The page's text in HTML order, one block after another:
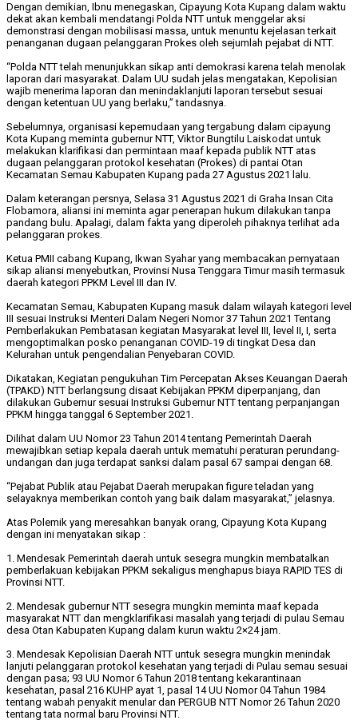
Dengan demikian, Ibnu menegaskan, Cipayung Kota Kupang dalam waktu
dekat akan kembali mendatangi Polda NTT untuk menggelar aksi
demonstrasi dengan mobilisasi massa, untuk menuntu kejelasan terkait
penanganan dugaan pelanggaran Prokes oleh sejumlah pejabat di NTT.
“Polda NTT telah menunjukkan sikap anti demokrasi karena telah menolak
laporan dari masyarakat. Dalam UU sudah jelas mengatakan, Kepolisian
wajib menerima laporan dan menindaklanjuti laporan tersebut sesuai
dengan ketentuan UU yang berlaku,” tandasnya.
Sebelumnya, organisasi kepemudaan yang tergabung dalam cipayung
Kota Kupang meminta gubernur NTT, Viktor Bungtilu Laiskodat untuk
melakukan klarifikasi dan permintaan maaf kepada publik NTT atas
dugaan pelanggaran protokol kesehatan (Prokes) di pantai Otan
Kecamatan Semau Kabupaten Kupang pada 27 Agustus 2021 lalu.
Dalam keterangan persnya, Selasa 31 Agustus 2021 di Graha Insan Cita
Flobamora, aliansi ini meminta agar penerapan hukum dilakukan tanpa
pandang bulu. Apalagi, dalam fakta yang diperoleh pihaknya terlihat ada
pelanggaran prokes.
Ketua PMII cabang Kupang, Ikwan Syahar yang membacakan pernyataan
sikap aliansi menyebutkan, Provinsi Nusa Tenggara Timur masih termasuk
daerah kategori PPKM Level III dan IV.
Kecamatan Semau, Kabupaten Kupang masuk dalam wilayah kategori level
III sesuai Instruksi Menteri Dalam Negeri Nomor 37 Tahun 2021 Tentang
Pemberlakukan Pembatasan kegiatan Masyarakat level III, level II, I, serta
mengoptimalkan posko penanganan COVID-19 di tingkat Desa dan
Kelurahan untuk pengendalian Penyebaran COVID.
Dikatakan, Kegiatan pengukuhan Tim Percepatan Akses Keuangan Daerah
(TPAKD) NTT berlangsung disaat Kebijakan PPKM diperpanjang, dan
dilakukan Gubernur sesuai Instruksi Gubernur NTT tentang perpanjangan
PPKM hingga tanggal 6 September 2021.
Dilihat dalam UU Nomor 23 Tahun 2014 tentang Pemerintah Daerah
mewajibkan setiap kepala daerah untuk mematuhi peraturan perundang-
undangan dan juga terdapat sanksi dalam pasal 67 sampai dengan 68.
“Pejabat Publik atau Pejabat Daerah merupakan figure teladan yang
selayaknya memberikan contoh yang baik dalam masyarakat,” jelasnya.
Atas Polemik yang meresahkan banyak orang, Cipayung Kota Kupang
dengan ini menyatakan sikap :
1. Mendesak Pemerintah daerah untuk sesegra mungkin membatalkan
pemberlakuan kebijakan PPKM sekaligus menghapus biaya RAPID TES di
Provinsi NTT.
2. Mendesak gubernur NTT sesegra mungkin meminta maaf kepada
masyarakat NTT dan mengklarifikasi masalah yang terjadi di pulau Semau
desa Otan Kabupaten Kupang dalam kurun waktu 2×24 jam.
3. Mendesak Kepolisian Daerah NTT untuk sesegra mungkin menindak
lanjuti pelanggaran protokol kesehatan yang terjadi di Pulau semau sesuai
dengan pasa; 93 UU Nomor 6 Tahun 2018 tentang kekarantinaan
kesehatan, pasal 216 KUHP ayat 1, pasal 14 UU Nomor 04 Tahun 1984
tentang wabah penyakit menular dan PERGUB NTT Nomor 26 Tahun 2020
tentang tata normal baru Provinsi NTT.